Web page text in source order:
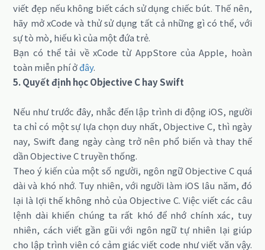
viết đẹp nếu không biết cách sử dụng chiếc bút. Thế nên,
hãy mở xCode và thử sử dụng tất cả những gì có thể, với
sự tò mò, hiếu kì của một đứa trẻ.
Bạn có thể tải về xCode từ AppStore của Apple, hoàn
toàn miễn phí ởđây.
5. Quyết định học Objective C hay Swift
Nếu như trước đây, nhắc đến lập trình di động iOS, người
ta chỉ có một sự lựa chọn duy nhất, Objective C, thì ngày
nay, Swift đang ngày càng trở nên phổ biến và thay thế
dần Objective C truyền thống.
Theo ý kiến của một số người, ngôn ngữ Objective C quá
dài và khó nhớ. Tuy nhiên, với người làm iOS lâu năm, đó
lại là lợi thế không nhỏ của Objective C. Việc viết các câu
lệnh dài khiến chúng ta rất khó để nhớ chính xác, tuy
nhiên, cách viết gần gũi với ngôn ngữ tự nhiên lại giúp
cho lập trình viên có cảm giác viết code như viết văn vậy.